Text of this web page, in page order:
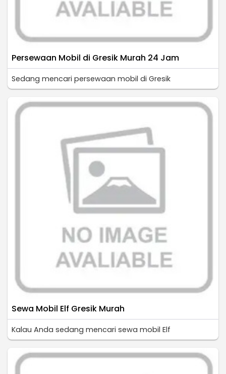
Persewaan Mobil di Gresik Murah 24 Jam
Sedang mencari persewaan mobil di Gresik
Sewa Mobil Elf Gresik Murah
Kalau Anda sedang mencari sewa mobil Elf